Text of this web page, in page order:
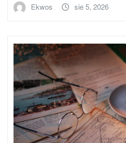
Ekwos sie 5, 2026